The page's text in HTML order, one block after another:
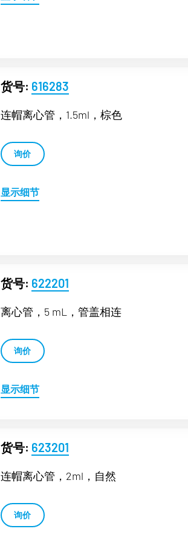
货号: 616283
连帽离心管，1.5ml，棕色
询价
显示细节
货号: 622201
离心管，5 mL，管盖相连
询价
显示细节
货号: 623201
连帽离心管，2ml，自然
询价